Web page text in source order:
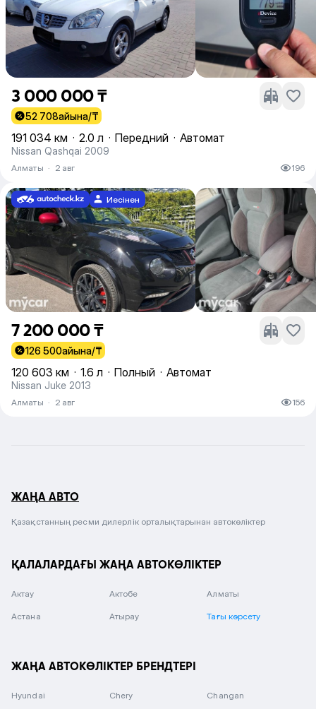
3 000 000 ₸
52 708айына/₸
191 034 км · 2.0 л · Передний · Автомат
Nissan Qashqai 2009
Алматы · 2 авг 196
Иесінен
7 200 000 ₸
126 500айына/₸
120 603 км · 1.6 л · Полный · Автомат
Nissan Juke 2013
Алматы · 2 авг 156
ЖАҢА АВТО
Қазақстанның ресми дилерлік орталықтарынан автокөліктер
ҚАЛАЛАРДАҒЫ ЖАҢА АВТОКӨЛІКТЕР
Актау Актобе Алматы
Астана Атырау Тағы көрсету
ЖАҢА АВТОКӨЛІКТЕР БРЕНДТЕРІ
Hyundai Chery Changan